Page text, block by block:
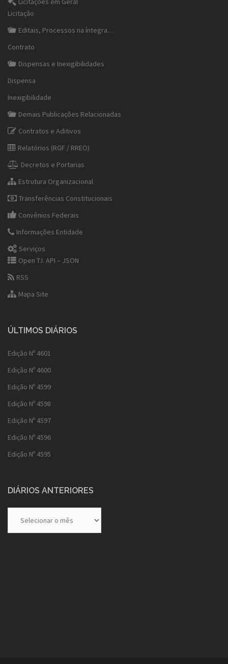
Licitação
Editais, Processos na íntegra…
Contrato
Dispensas e Inexigibilidades
Dispensa
Inexigibilidade
Demais Publicações Relacionadas
Contratos e Aditivos
Relatórios (RGF / RREO)
Decretos e Portarias
Estrutura Organizacional
Transferências Constitucionais
Convênios Federais
Informações Entidade
Serviços
Open T.I. API – JSON
RSS
Mapa Site
ÚLTIMOS DIÁRIOS
Edição Nº 4601
Edição Nº 4600
Edição Nº 4599
Edição Nº 4598
Edição Nº 4597
Edição Nº 4596
Edição Nº 4595
DIÁRIOS ANTERIORES
Anteriores